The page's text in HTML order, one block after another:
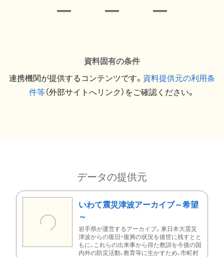
資料固有の条件
連携機関が提供するコンテンツです。 資料提供元の利用条
件等（外部サイトへリンク）をご確認ください。
データの提供元
いわて震災津波アーカイブ～希望
～
岩手県が運営するアーカイブ。東日本大震災
津波からの復旧・復興の状況を後世に残すとと
もに、これらの出来事から得た教訓を今後の国
内外の防災活動、教育等に生かすため、市町村